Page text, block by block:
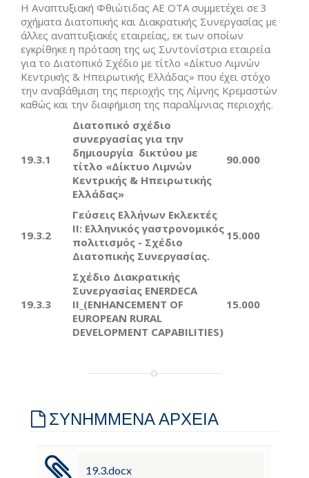
Η Αναπτυξιακή Φθιώτιδας ΑΕ ΟΤΑ συμμετέχει σε 3
σχήματα Διατοπικής και Διακρατικής Συνεργασίας με
άλλες αναπτυξιακές εταιρείας, εκ των οποίων
εγκρίθηκε η πρόταση της ως Συντονίστρια εταιρεία
για το Διατοπικό Σχέδιο με τίτλο «Δίκτυο Λιμνών
Κεντρικής & Ηπειρωτικής Ελλάδας» που έχει στόχο
την αναβάθμιση της περιοχής της Λίμνης Κρεμαστών
καθώς και την διαφήμιση της παραλίμνιας περιοχής.
19.3.1
Διατοπικό σχέδιο
συνεργασίας για την
δημιουργία δικτύου με
τίτλο «Δίκτυο Λιμνών
Κεντρικής & Ηπειρωτικής
Ελλάδας»
90.000
19.3.2
Γεύσεις Ελλήνων Εκλεκτές
ΙΙ: Ελληνικός γαστρονομικός
πολιτισμός - Σχέδιο
Διατοπικής Συνεργασίας.
15.000
19.3.3
Σχέδιο Διακρατικής
Συνεργασίας ENERDECA
ΙΙ _(ENHANCEMENT OF
EUROPEAN RURAL
DEVELOPMENT CAPABILITIES)
15.000
ΣΥΝΗΜΜΕΝΑ ΑΡΧΕΙΑ
19.3.docx